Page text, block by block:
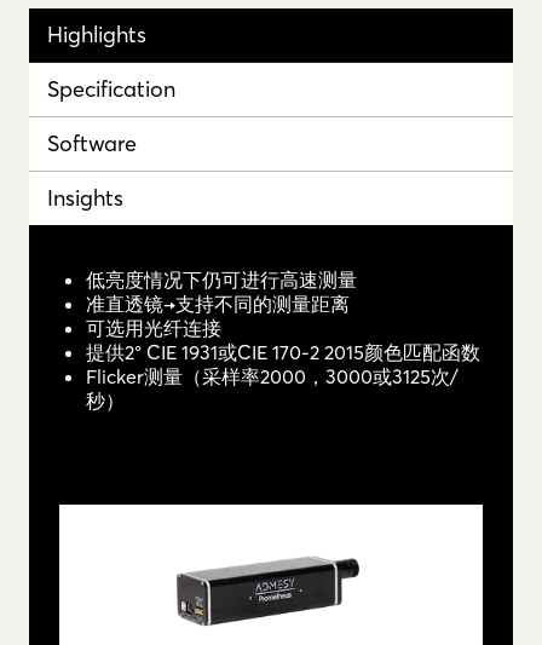
Highlights
Specification
Software
Insights
低亮度情况下仍可进行高速测量
准直透镜→支持不同的测量距离
可选用光纤连接
提供2° CIE 1931或CIE 170-2 2015颜色匹配函数
Flicker测量（采样率2000，3000或3125次/
秒）